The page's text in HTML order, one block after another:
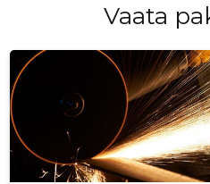
täpselt. MSK Grupp on
metallitöötlemisettevõte,
kliendi rahulolu on kõige
Vaata